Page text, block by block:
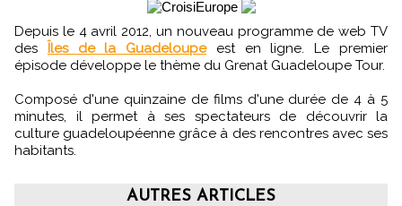
Depuis le 4 avril 2012, un nouveau programme de web TV
des Îles de la Guadeloupeest en ligne. Le premier
épisode développe le thème du Grenat Guadeloupe Tour.
Composé d'une quinzaine de films d'une durée de 4 à 5
minutes, il permet à ses spectateurs de découvrir la
culture guadeloupéenne grâce à des rencontres avec ses
habitants.
AUTRES ARTICLES